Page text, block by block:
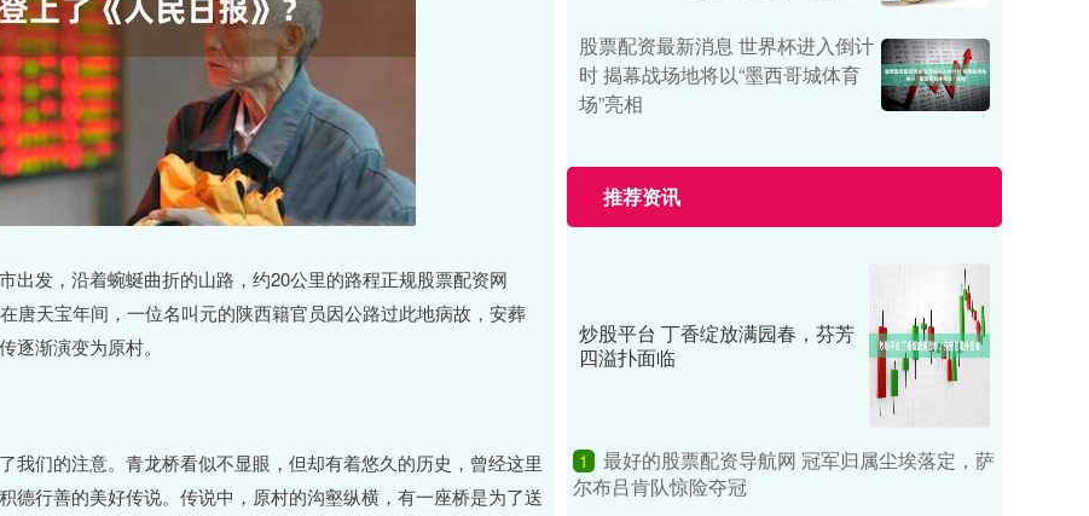
出发，沿着蜿蜒曲折的山路，约20公里的路程正规股票配资网
唐天宝年间，一位名叫元的陕西籍官员因公路过此地病故，安葬
渐演变为原村。
我们的注意。青龙桥看似不显眼，但却有着悠久的历史，曾经这里
德行善的美好传说。传说中，原村的沟壑纵横，有一座桥是为了送
股票配资最新消息 世界杯进入倒计
时 揭幕战场地将以“墨西哥城体育
场”亮相
推荐资讯
炒股平台 丁香绽放满园春，芬芳
四溢扑面临
1
最好的股票配资导航网 冠军归属尘埃落定，萨
尔布吕肯队惊险夺冠